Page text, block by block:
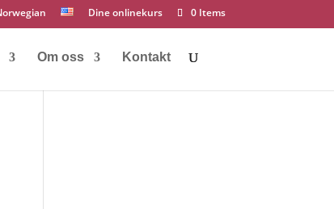
Dine onlinekurs 0 Items
Om oss Kontakt